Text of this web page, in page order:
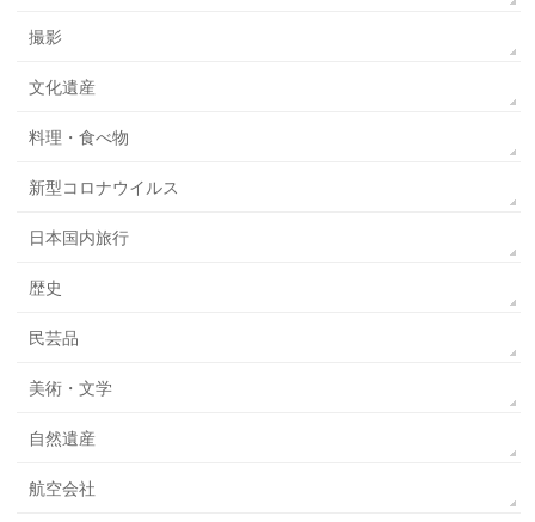
撮影
文化遺産
料理・食べ物
新型コロナウイルス
日本国内旅行
歴史
民芸品
美術・文学
自然遺産
航空会社